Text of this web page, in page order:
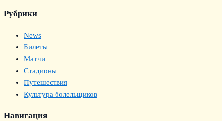
Рубрики
News
Билеты
Матчи
Стадионы
Путешествия
Культура болельщиков
Навигация